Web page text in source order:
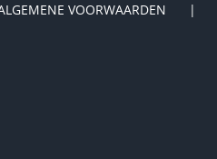
VOORWAARDEN